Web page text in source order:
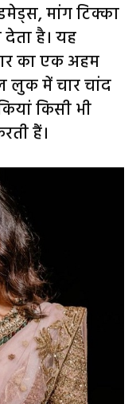
मांग टिक्का
है। यह
का एक अहम
लुक में चार चांद
किसी भी
हैं।